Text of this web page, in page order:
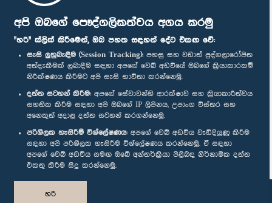
අපි ඔබගේ පෞද්ගලිකත්වය අගය කරමු
"හරි" ක්ලික් කිරීමෙන්, ඔබ පහත සඳහන් දේට එකඟ වේ:
සැසි ලුහුබැඳීම (Session Tracking): පහසු සහ වඩාත් පුද්ගලාරෝපිත
අත්දැකීමක් ලබාදීම සඳහා අපගේ වෙබ් අඩවියේ ඔබගේ ක්‍රියාකාරකම්
නිරීක්ෂණය කිරීමට අපි සැසි භාවිතා කරන්නෙමු.
දත්ත සටහන් කිරීම: අපගේ සේවාවන්හි ආරක්ෂාව සහ ක්‍රියාකාරීත්වය
සහතික කිරීම සඳහා අපි ඔබගේ IP ලිපිනය, උපාංග විස්තර සහ
අනෙකුත් අදාළ දත්ත සටහන් කරගන්නෙමු.
පරිශීලක හැසිරීම් විශ්ලේෂණය: අපගේ වෙබ් අඩවිය වැඩිදියුණු කිරීම
සඳහා අපි පරිශීලක හැසිරීම විශ්ලේෂණය කරන්නෙමු. ඒ සඳහා
අපගේ වෙබ් අඩවිය සමඟ ඔබේ අන්තර්ක්‍රියා පිළිබඳ නිර්නාමික දත්ත
එකතු කිරීම සිදු කරන්නෙමු.
හරි
පාර්ලිමේන්තු ජංගම යෙදුම
අප හා සම්බන්ධ වී සිටින්න :
සම්මාන
පෞද්ගලිකත්ව ප්‍රතිපත්තිය